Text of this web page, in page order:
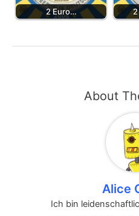
2 Euro…
About
Alice
Ich bin